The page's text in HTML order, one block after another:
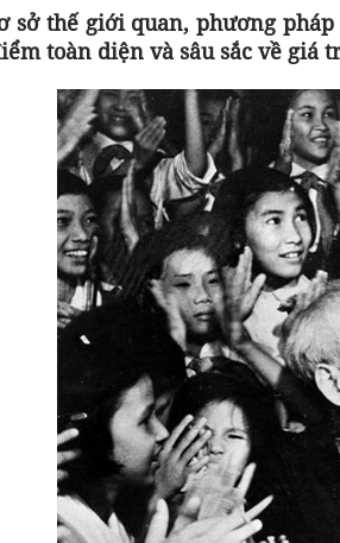
sở thế giới quan, phương
toàn diện và sâu sắc về